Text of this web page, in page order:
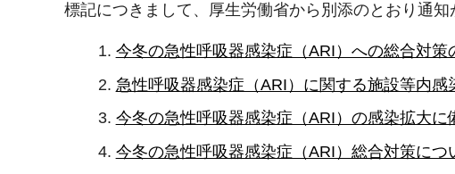
標記につきまして、厚生労働省から別添のとおり通知
今冬の急性呼吸器感染症（ARI）への総合対策
急性呼吸器感染症（ARI）に関する施設等内感
今冬の急性呼吸器感染症（ARI）の感染拡大に
今冬の急性呼吸器感染症（ARI）総合対策につ